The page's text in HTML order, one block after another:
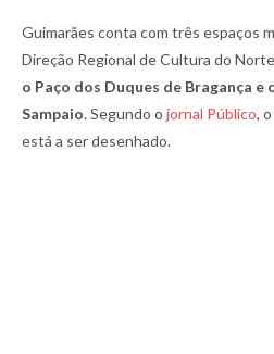
Guimarães conta com três espaços
Direção Regional de Cultura do
o Paço dos Duques de Bragança e
Sampaio. Segundo o jornal Público,
está a ser desenhado.